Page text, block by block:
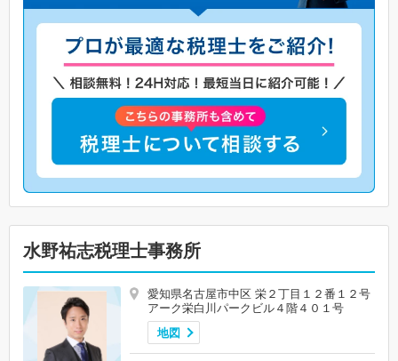
水野祐志税理士事務所
愛知県名古屋市中区 栄２丁目１２番１２号
アーク栄白川パークビル４階４０１号
地図